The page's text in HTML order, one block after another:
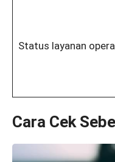
Status layanan
Cara Cek